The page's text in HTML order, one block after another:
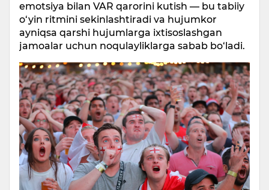
emotsiya bilan VAR qarorini kutish — bu tabiiy
o‘yin ritmini sekinlashtiradi va hujumkor
ayniqsa qarshi hujumlarga ixtisoslashgan
jamoalar uchun noqulayliklarga sabab bo‘ladi.